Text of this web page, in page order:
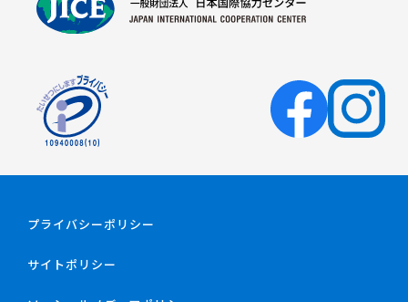
プライバシーポリシー
サイトポリシー